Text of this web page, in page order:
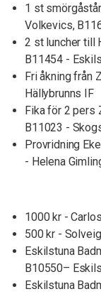
1 st
Volkevics,
2 st luncher till
B11454 -
Fri åkning från
Hällybrunns IF
Fika för 2 pers
B11023 -
Provridning
- Helena
1000 kr -
500 kr -
Eskilstuna
B10550–
Eskilstuna